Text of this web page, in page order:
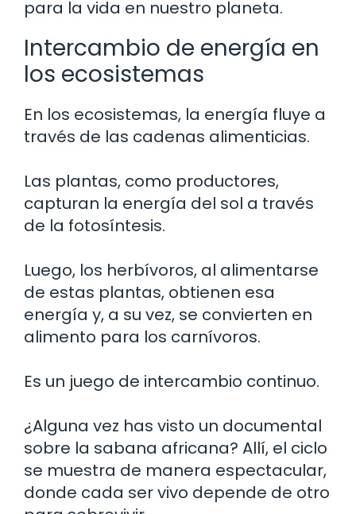
para la vida en nuestro planeta.
Intercambio de energía en
los ecosistemas
En los ecosistemas, la energía fluye a
través de las cadenas alimenticias.
Las plantas, como productores,
capturan la energía del sol a través
de la fotosíntesis.
Luego, los herbívoros, al alimentarse
de estas plantas, obtienen esa
energía y, a su vez, se convierten en
alimento para los carnívoros.
Es un juego de intercambio continuo.
¿Alguna vez has visto un documental
sobre la sabana africana? Allí, el ciclo
se muestra de manera espectacular,
donde cada ser vivo depende de otro